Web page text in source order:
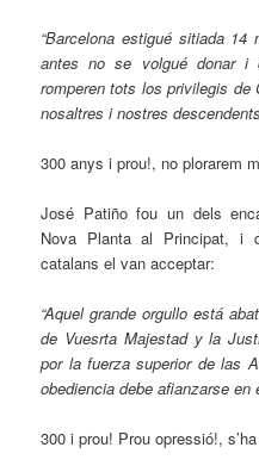
“Barcelona estigué sitiada
antes no se volgué donar i
romperen tots los privilegis de
nosaltres i nostres
300 anys i prou!, no plorarem
José Patiño fou un dels
Nova Planta al Principat, i
catalans el van acceptar:
“Aquel grande orgullo está
de Vuesrta Majestad y la
por la fuerza superior de las
obediencia debe afianzarse en
300 i prou! Prou opressió!,